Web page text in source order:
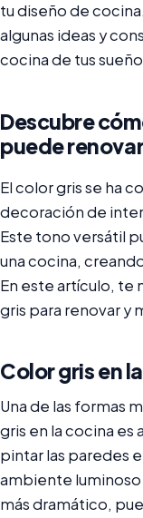
tu diseño de
algunas ideas y
cocina de tus
Descubre
puede
El color gris se ha
decoración de
Este tono versátil
una cocina,
En este artículo, te
gris para renovar y
Color gris en
Una de las formas
gris en la cocina es
pintar las paredes
ambiente
más dramático,